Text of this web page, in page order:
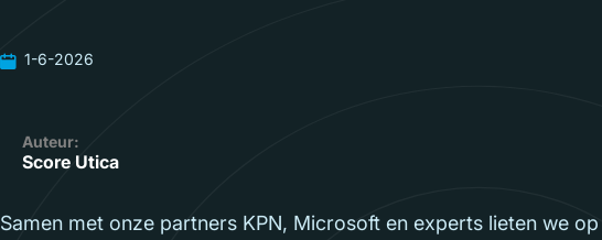
1-6-2026
Auteur:
Score Utica
Samen met onze partners KPN, Microsoft en experts lieten we